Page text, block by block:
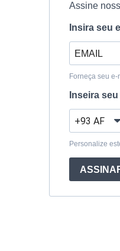
Assine
Insira seu
Forneça seu
Inseira seu
Personalize